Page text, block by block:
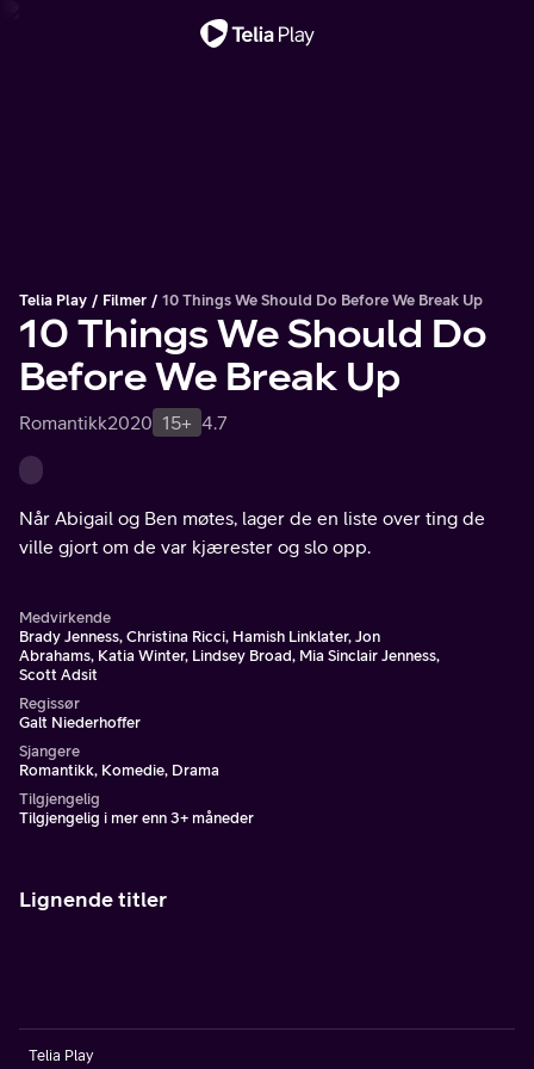
Telia Play Filmer 10 Things We Should Do Before We Break Up
10 Things We Should Do
Before We Break Up
Romantikk2020 15+ 4.7
Når Abigail og Ben møtes, lager de en liste over ting de
ville gjort om de var kjærester og slo opp.
Medvirkende
Brady Jenness, Christina Ricci, Hamish Linklater, Jon
Abrahams, Katia Winter, Lindsey Broad, Mia Sinclair Jenness,
Scott Adsit
Regissør
Galt Niederhoffer
Sjangere
Romantikk, Komedie, Drama
Tilgjengelig
Tilgjengelig i mer enn 3+ måneder
Lignende titler
Telia Play